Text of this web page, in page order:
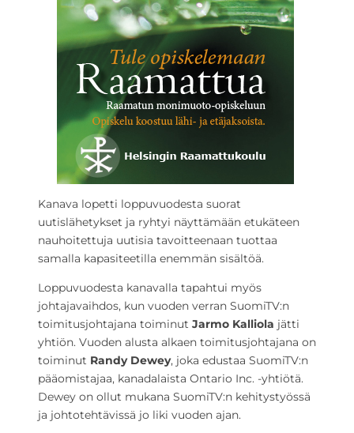
Kanava lopetti loppuvuodesta suorat
uutislähetykset ja ryhtyi näyttämään etukäteen
nauhoitettuja uutisia tavoitteenaan tuottaa
samalla kapasiteetilla enemmän sisältöä.
Loppuvuodesta kanavalla tapahtui myös
johtajavaihdos, kun vuoden verran SuomiTV:n
toimitusjohtajana toiminut Jarmo Kalliola jätti
yhtiön. Vuoden alusta alkaen toimitusjohtajana on
toiminut Randy Dewey, joka edustaa SuomiTV:n
pääomistajaa, kanadalaista Ontario Inc. -yhtiötä.
Dewey on ollut mukana SuomiTV:n kehitystyössä
ja johtotehtävissä jo liki vuoden ajan.